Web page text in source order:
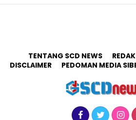
TENTANG SCD NEWS
DISCLAIMER
PEDOMAN MEDIA